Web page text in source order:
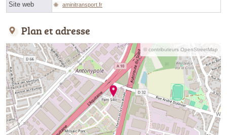
Site web aminitransport.fr
Plan et adresse
© contributeurs OpenStreetMap